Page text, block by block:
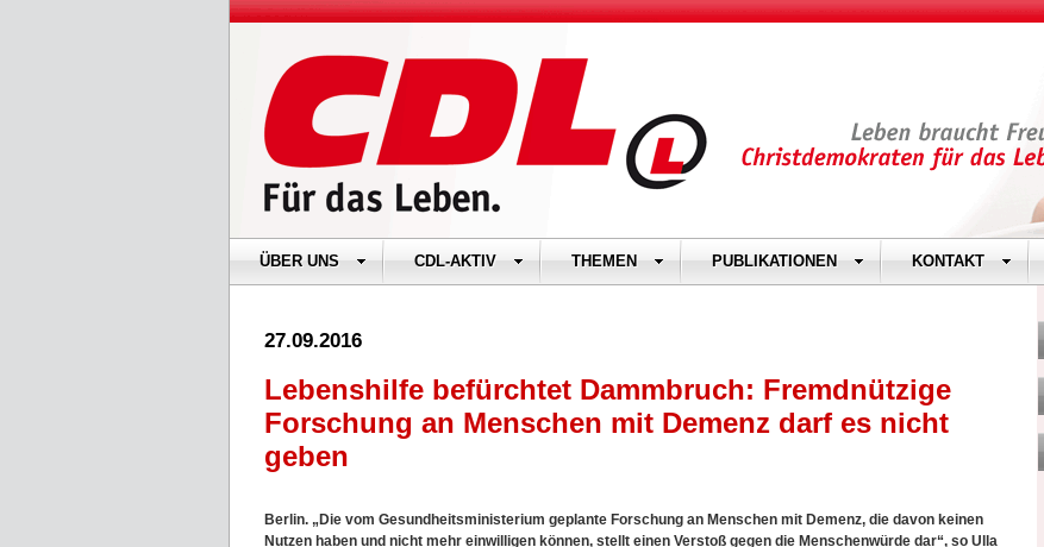
ÜBER UNS CDL-AKTIV THEMEN PUBLIKATIONEN KONTAKT
27.09.2016
Lebenshilfe befürchtet Dammbruch: Fremdnützige
Forschung an Menschen mit Demenz darf es nicht
geben
Berlin. „Die vom Gesundheitsministerium geplante Forschung an Menschen mit Demenz, die davon keinen
Nutzen haben und nicht mehr einwilligen können, stellt einen Verstoß gegen die Menschenwürde dar“, so Ulla